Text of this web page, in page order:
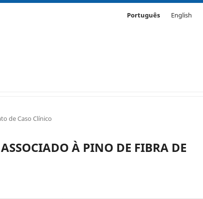
Português English
de Caso Clínico
À PINO DE FIBRA DE